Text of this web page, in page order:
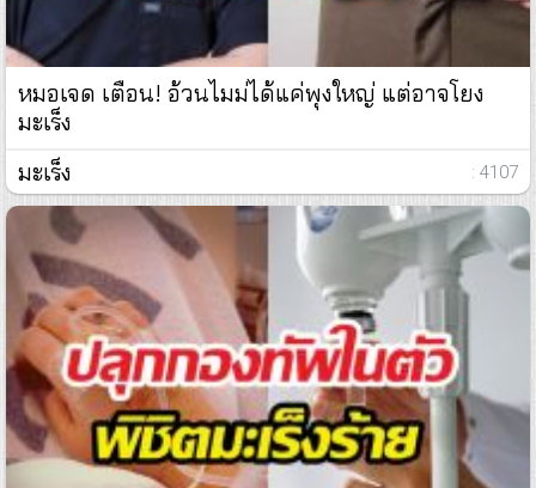
หมอเจด เตือน! อ้วนไมม่ได้แค่พุงใหญ่ แต่อาจโยง
มะเร็ง
มะเร็ง
: 4107